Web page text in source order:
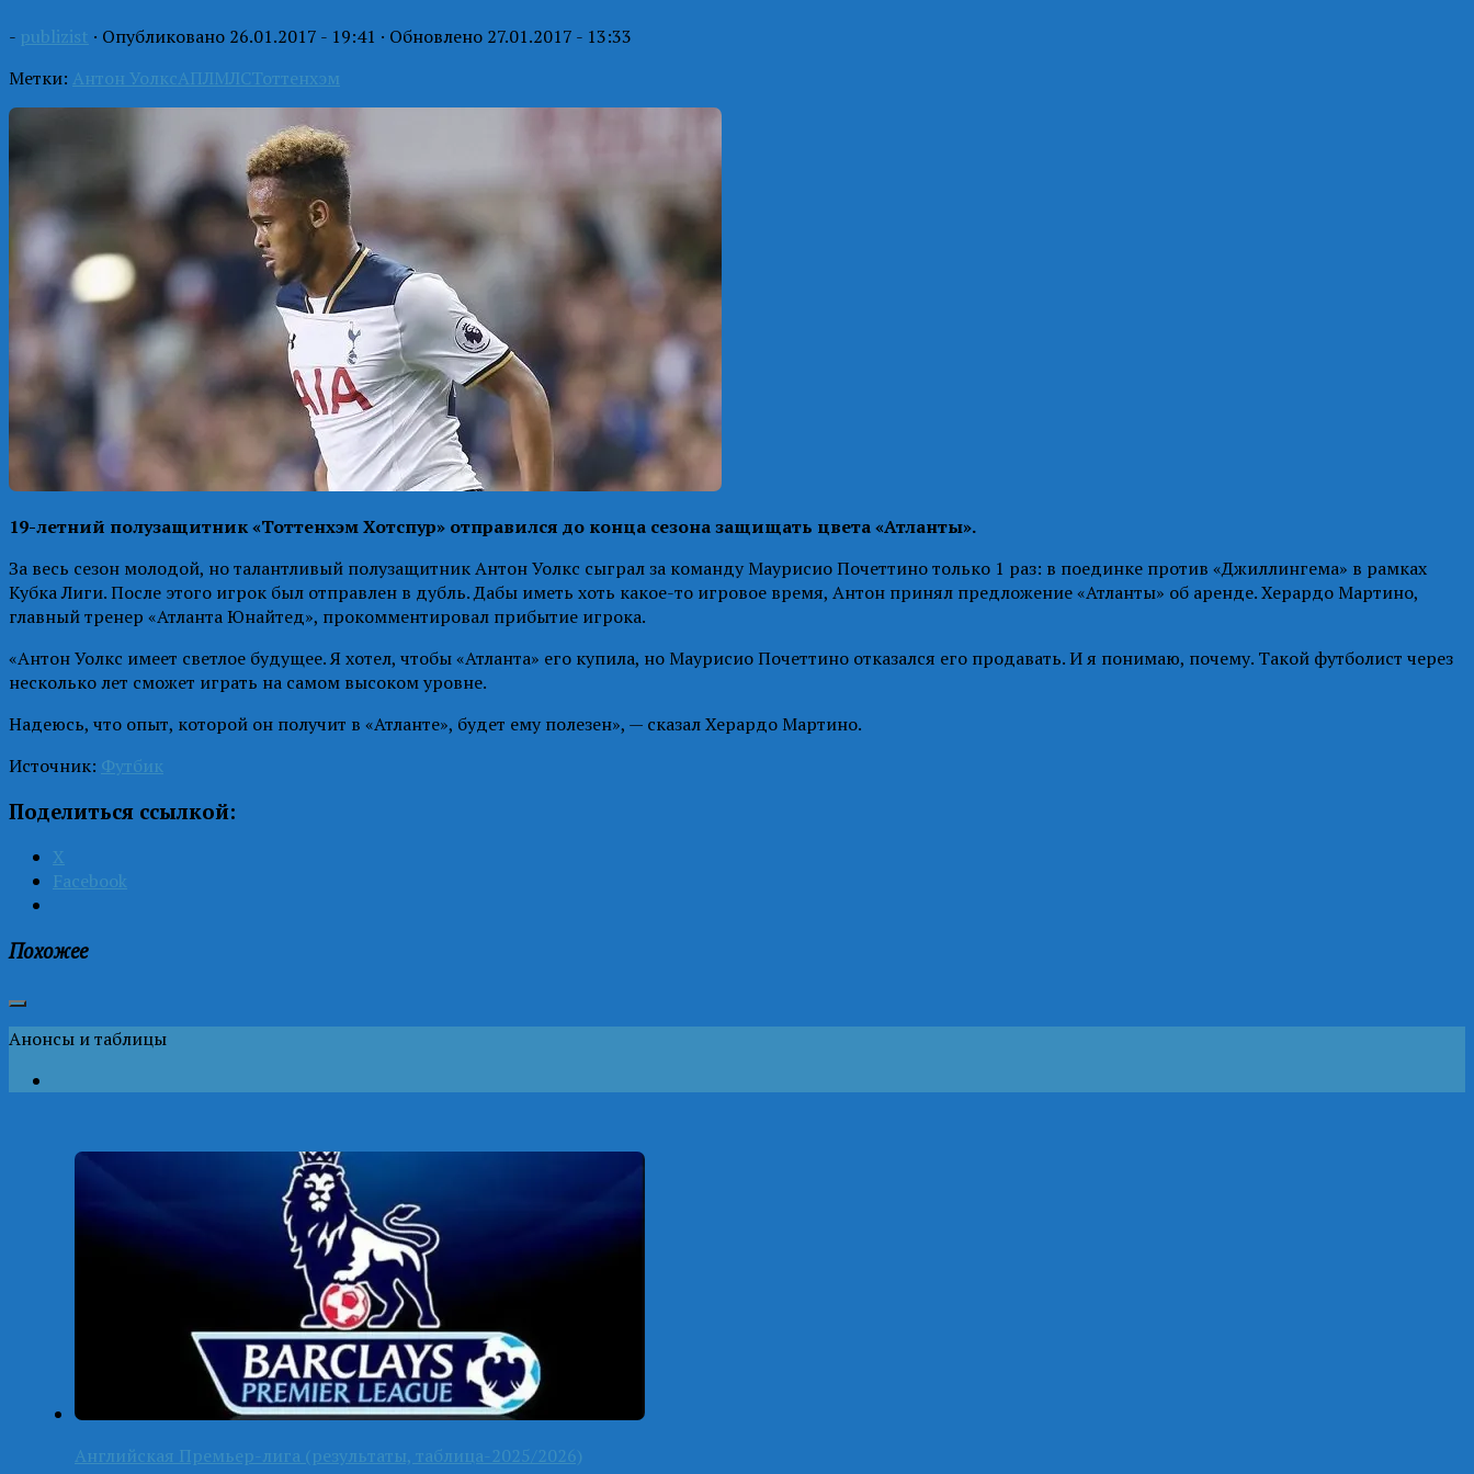
- publizist · Опубликовано 26.01.2017 - 19:41 · Обновлено 27.01.2017 - 13:33
Метки: Антон УолксАПЛМЛСТоттенхэм
19-летний полузащитник «Тоттенхэм Хотспур» отправился до конца сезона защищать цвета «Атланты».
За весь сезон молодой, но талантливый полузащитник Антон Уолкс сыграл за команду Маурисио Почеттино только 1 раз: в поединке против «Джиллингема» в рамках
Кубка Лиги. После этого игрок был отправлен в дубль. Дабы иметь хоть какое-то игровое время, Антон принял предложение «Атланты» об аренде. Херардо Мартино,
главный тренер «Атланта Юнайтед», прокомментировал прибытие игрока.
«Антон Уолкс имеет светлое будущее. Я хотел, чтобы «Атланта» его купила, но Маурисио Почеттино отказался его продавать. И я понимаю, почему. Такой футболист через
несколько лет сможет играть на самом высоком уровне.
Надеюсь, что опыт, которой он получит в «Атланте», будет ему полезен», — сказал Херардо Мартино.
Источник: Футбик
Поделиться ссылкой:
X
Facebook
Похожее
Анонсы и таблицы
Английская Премьер-лига (результаты, таблица-2025/2026)